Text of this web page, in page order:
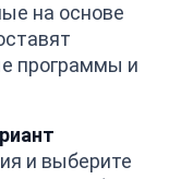
на основе
программы и
и выберите